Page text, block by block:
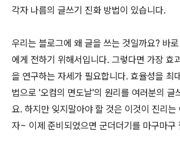
각자 나름의 글쓰기 진화 방법이 있습니다.
우리는 블로그에 왜 글을 쓰는 것일까요? 바
에게 전하기 위해서입니다. 그렇다면 가장 효
을 연구하는 자세가 필요합니다. 효율성을 최
법으로 '오컴의 면도날'의 원리를 여러분의 글
요. 하지만 잊지말아야 할 것은 이것이 진리는
자~ 이제 준비되었으면 군더더기를 마구마구